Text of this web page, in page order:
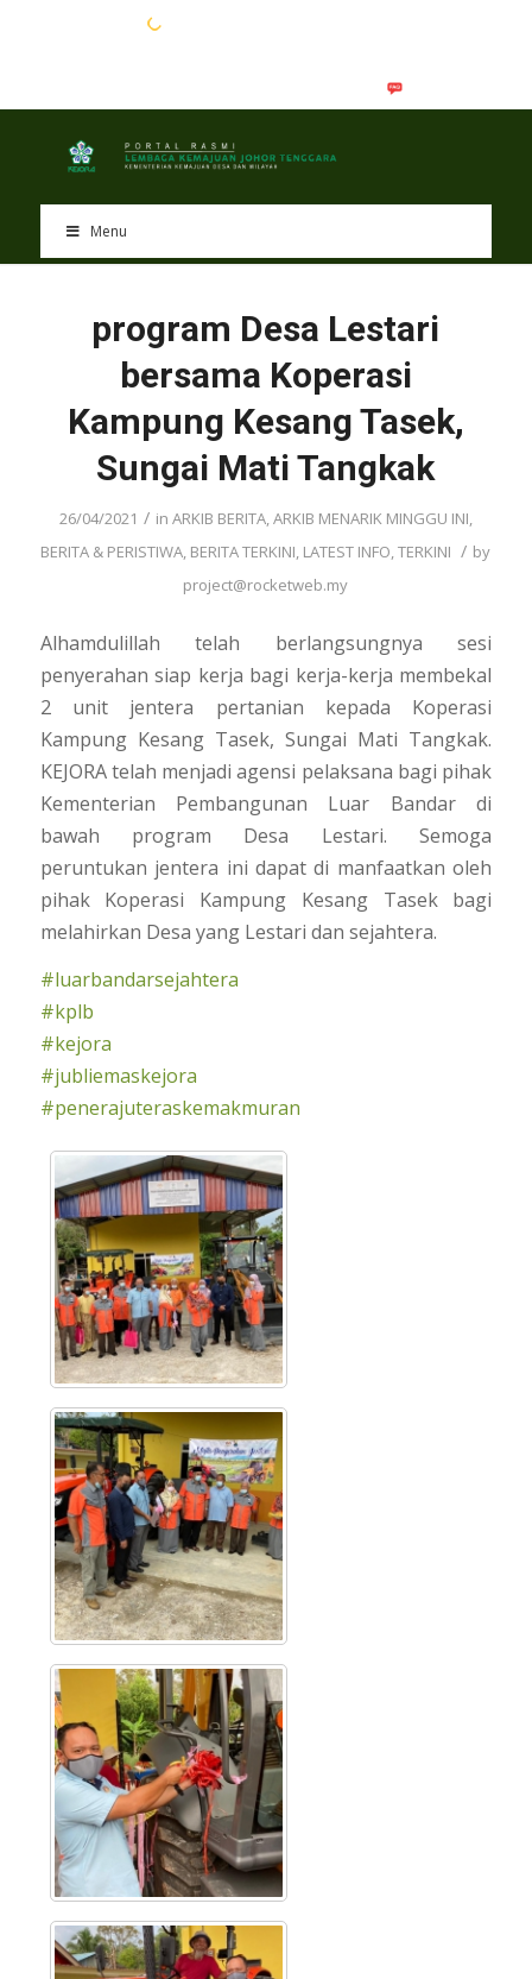
Menu
program Desa Lestari
bersama Koperasi
Kampung Kesang Tasek,
Sungai Mati Tangkak
26/04/2021 / in ARKIB BERITA,ARKIB MENARIK MINGGU INI,
BERITA & PERISTIWA, BERITA TERKINI, LATEST INFO,TERKINI / by
project@rocketweb.my
Alhamdulillah telah berlangsungnya sesi
penyerahan siap kerja bagi kerja-kerja membekal
2 unit jentera pertanian kepada Koperasi
Kampung Kesang Tasek, Sungai Mati Tangkak.
KEJORA telah menjadi agensi pelaksana bagi pihak
Kementerian Pembangunan Luar Bandar di
bawah program Desa Lestari. Semoga
peruntukan jentera ini dapat di manfaatkan oleh
pihak Koperasi Kampung Kesang Tasek bagi
melahirkan Desa yang Lestari dan sejahtera.
#luarbandarsejahtera
#kplb
#kejora
#jubliemaskejora
#penerajuteraskemakmuran